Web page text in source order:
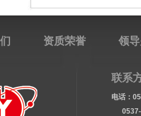
资质荣誉 领
联系
电话：
0537-